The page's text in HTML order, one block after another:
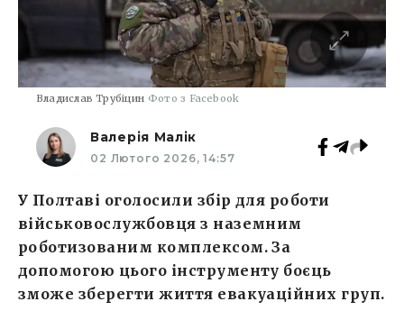
Владислав Трубіцин Фото з Facebook
Валерія Малік
02 Лютого 2026, 14:57
У Полтаві оголосили збір для роботи
військовослужбовця з наземним
роботизованим комплексом. За
допомогою цього інструменту боєць
зможе зберегти життя евакуаційних груп.